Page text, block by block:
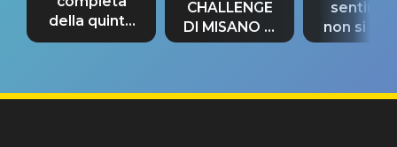
della quinta
tappa
CHALLENGE
DI MISANO si
riconferma
non si
fino alla